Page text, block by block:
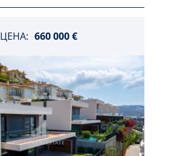
ЦЕНА: 660 000 €